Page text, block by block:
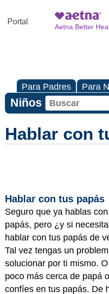
Portal
Aetna Better
Para Padres Para
Niños
Hablar con
Hablar con tus papás
Seguro que ya hablas
papás, pero ¿y si
hablar con tus papás de
Tal vez tengas un
solucionar por ti mismo.
poco más cerca de papá
confíes en tus papás. De